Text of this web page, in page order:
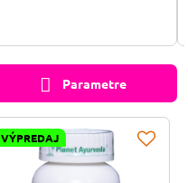
Parametre
VÝPREDAJ